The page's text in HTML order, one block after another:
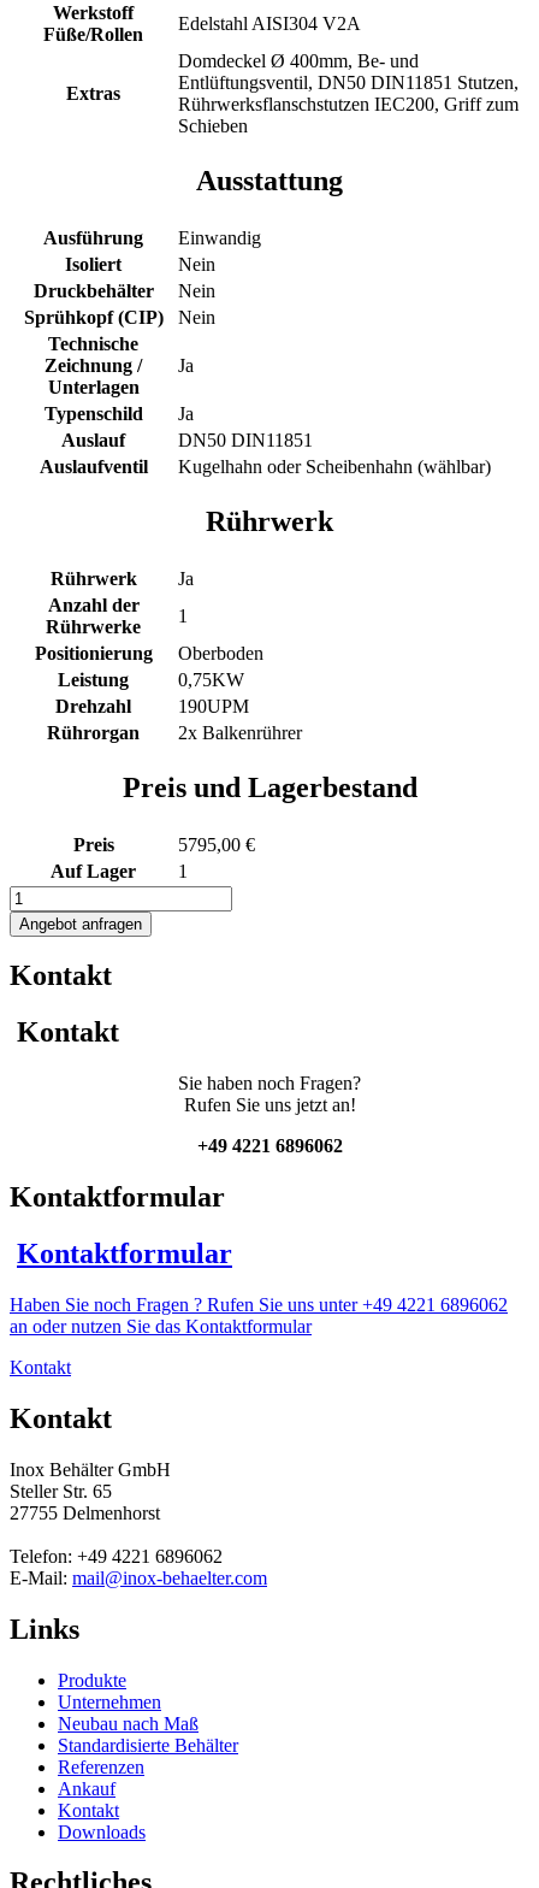
Werkstoff
Füße/Rollen
Edelstahl AISI304 V2A
Extras
Domdeckel Ø 400mm, Be- und
Entlüftungsventil, DN50 DIN11851 Stutzen,
Rührwerksflanschstutzen IEC200, Griff zum
Schieben
Ausstattung
Ausführung
Einwandig
Isoliert
Nein
Druckbehälter
Nein
Sprühkopf (CIP)
Nein
Technische
Zeichnung /
Unterlagen
Ja
Typenschild
Ja
Auslauf
DN50 DIN11851
Auslaufventil
Kugelhahn oder Scheibenhahn (wählbar)
Rührwerk
Rührwerk
Ja
Anzahl der
Rührwerke
1
Positionierung
Oberboden
Leistung
0,75KW
Drehzahl
190UPM
Rührorgan
2x Balkenrührer
Preis und Lagerbestand
Preis
5795,00 €
Auf Lager
1
1000L
Edelstahl
Rollbehälter
Balkenrührwerk
Angebot anfragen
Kontakt
Kontakt
Sie haben noch Fragen?
Rufen Sie uns jetzt an!
+49 4221 6896062
Kontaktformular
Kontaktformular
Haben Sie noch Fragen ? Rufen Sie uns unter +49 4221 6896062
an oder nutzen Sie das Kontaktformular
Kontakt
Kontakt
Inox Behälter GmbH
Steller Str. 65
27755 Delmenhorst
Telefon: +49 4221 6896062
E-Mail: mail@inox-behaelter.com
Links
Produkte
Unternehmen
Neubau nach Maß
Standardisierte Behälter
Referenzen
Ankauf
Kontakt
Downloads